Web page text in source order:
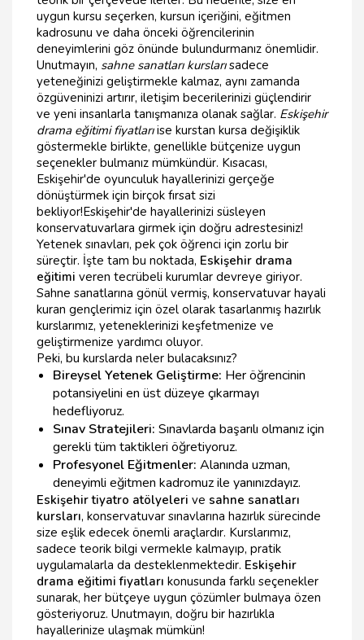
uygun kursu seçerken, kursun içeriğini, eğitmen
kadrosunu ve daha önceki öğrencilerinin
deneyimlerini göz önünde bulundurmanız önemlidir.
Unutmayın, sahne sanatları kurslarısadece
yeteneğinizi geliştirmekle kalmaz, aynı zamanda
özgüveninizi artırır, iletişim becerilerinizi güçlendirir
ve yeni insanlarla tanışmanıza olanak sağlar. Eskişehir
drama eğitimi fiyatlarıise kurstan kursa değişiklik
göstermekle birlikte, genellikle bütçenize uygun
seçenekler bulmanız mümkündür. Kısacası,
Eskişehir'de oyunculuk hayallerinizi gerçeğe
dönüştürmek için birçok fırsat sizi
bekliyor!Eskişehir'de hayallerinizi süsleyen
konservatuvarlara girmek için doğru adrestesiniz!
Yetenek sınavları, pek çok öğrenci için zorlu bir
süreçtir. İşte tam bu noktada, Eskişehir drama
eğitimi veren tecrübeli kurumlar devreye giriyor.
Sahne sanatlarına gönül vermiş, konservatuvar hayali
kuran gençlerimiz için özel olarak tasarlanmış hazırlık
kurslarımız, yeteneklerinizi keşfetmenize ve
geliştirmenize yardımcı oluyor.
Peki, bu kurslarda neler bulacaksınız?
Bireysel Yetenek Geliştirme: Her öğrencinin
potansiyelini en üst düzeye çıkarmayı
hedefliyoruz.
Sınav Stratejileri: Sınavlarda başarılı olmanız için
gerekli tüm taktikleri öğretiyoruz.
Profesyonel Eğitmenler: Alanında uzman,
deneyimli eğitmen kadromuz ile yanınızdayız.
Eskişehir tiyatro atölyeleri ve sahne sanatları
kursları, konservatuvar sınavlarına hazırlık sürecinde
size eşlik edecek önemli araçlardır. Kurslarımız,
sadece teorik bilgi vermekle kalmayıp, pratik
uygulamalarla da desteklenmektedir. Eskişehir
drama eğitimi fiyatları konusunda farklı seçenekler
sunarak, her bütçeye uygun çözümler bulmaya özen
gösteriyoruz. Unutmayın, doğru bir hazırlıkla
hayallerinize ulaşmak mümkün!